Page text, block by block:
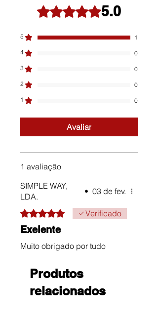
Rated 5 out of 5 stars.5.0
5
1
4
0
3
0
2
0
1
0
Avaliar
1 avaliação
SIMPLE WAY,
LDA.
• 03 de fev.
Rated 5 out of 5 stars.Verificado
Exelente
Muito obrigado por tudo
Produtos
relacionados